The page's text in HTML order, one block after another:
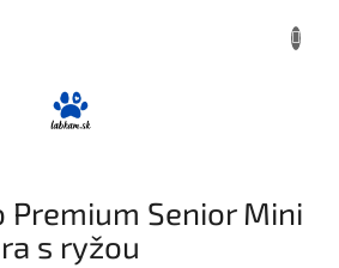
Premium Senior Mini
s ryžou